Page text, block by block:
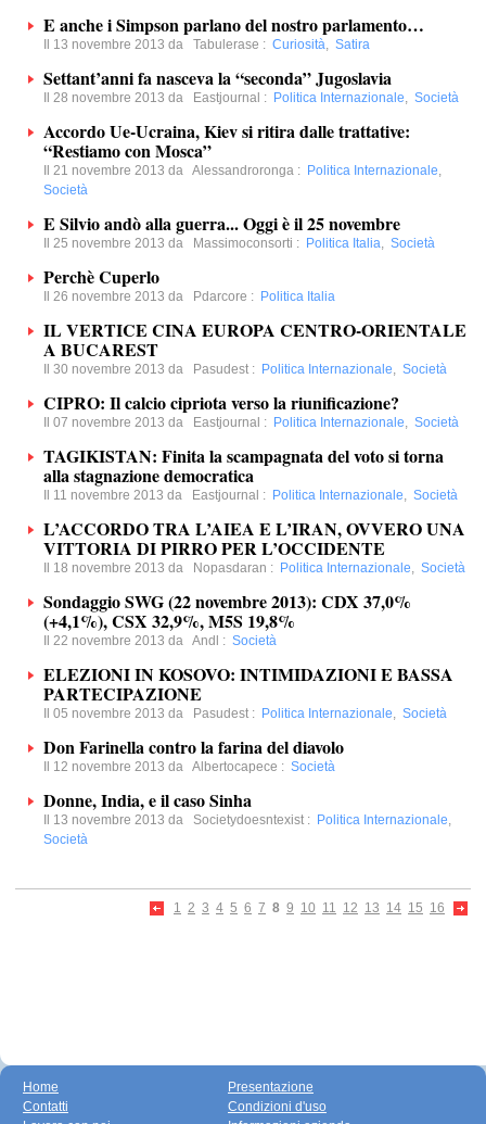
E anche i Simpson parlano del nostro parlamento…
Il 13 novembre 2013 da Tabulerase : Curiosità, Satira
Settant’anni fa nasceva la “seconda” Jugoslavia
Il 28 novembre 2013 da Eastjournal : Politica Internazionale, Società
Accordo Ue-Ucraina, Kiev si ritira dalle trattative:
“Restiamo con Mosca”
Il 21 novembre 2013 da Alessandroronga : Politica Internazionale,
Società
E Silvio andò alla guerra... Oggi è il 25 novembre
Il 25 novembre 2013 da Massimoconsorti : Politica Italia, Società
Perchè Cuperlo
Il 26 novembre 2013 da Pdarcore : Politica Italia
IL VERTICE CINA EUROPA CENTRO-ORIENTALE
A BUCAREST
Il 30 novembre 2013 da Pasudest : Politica Internazionale, Società
CIPRO: Il calcio cipriota verso la riunificazione?
Il 07 novembre 2013 da Eastjournal : Politica Internazionale, Società
TAGIKISTAN: Finita la scampagnata del voto si torna
alla stagnazione democratica
Il 11 novembre 2013 da Eastjournal : Politica Internazionale, Società
L’ACCORDO TRA L’AIEA E L’IRAN, OVVERO UNA
VITTORIA DI PIRRO PER L’OCCIDENTE
Il 18 novembre 2013 da Nopasdaran : Politica Internazionale, Società
Sondaggio SWG (22 novembre 2013): CDX 37,0%
(+4,1%), CSX 32,9%, M5S 19,8%
Il 22 novembre 2013 da Andl : Società
ELEZIONI IN KOSOVO: INTIMIDAZIONI E BASSA
PARTECIPAZIONE
Il 05 novembre 2013 da Pasudest : Politica Internazionale, Società
Don Farinella contro la farina del diavolo
Il 12 novembre 2013 da Albertocapece : Società
Donne, India, e il caso Sinha
Il 13 novembre 2013 da Societydoesntexist : Politica Internazionale,
Società
1 2 3 4 5 6 7 8 9 10 11 12 13 14 15 16
Home
Contatti
Presentazione
Condizioni d'uso